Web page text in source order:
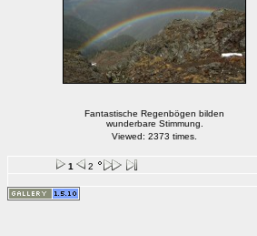
Fantastische Regenbögen bilden
wunderbare Stimmung.
Viewed: 2373 times.
1 2